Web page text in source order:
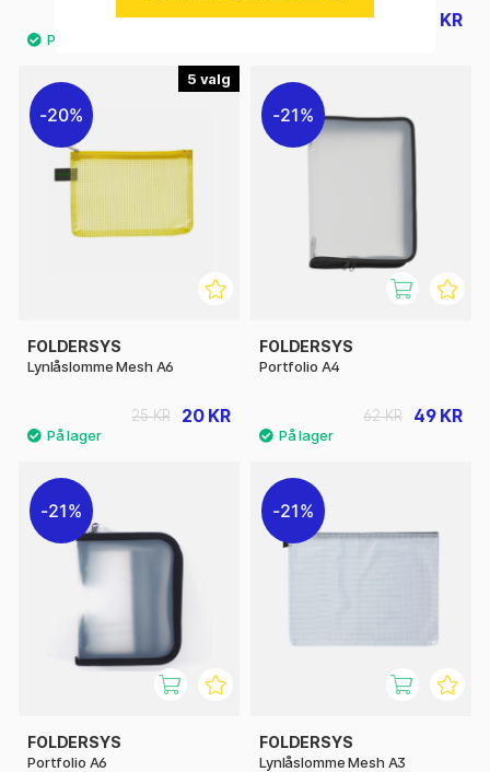
47 KR
59 KR 31 KR
39 KR
5
20%
FOLDERSYS
Lynlåslomme Mesh A6
20 KR
25 KR
21%
FOLDERSYS
Portfolio A4
49 KR
62 KR
21%
FOLDERSYS
Portfolio A6
21%
FOLDERSYS
Lynlåslomme Mesh A3